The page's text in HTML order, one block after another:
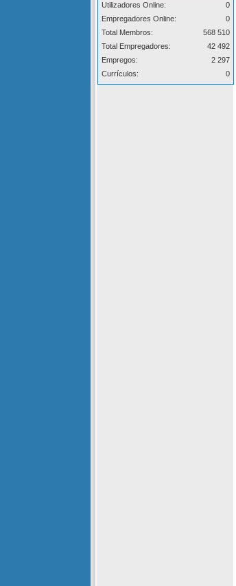
Utilizadores Online:
0
Empregadores Online:
0
Total Membros:
568 510
Total Empregadores:
42 492
Empregos:
2 297
Currículos:
0